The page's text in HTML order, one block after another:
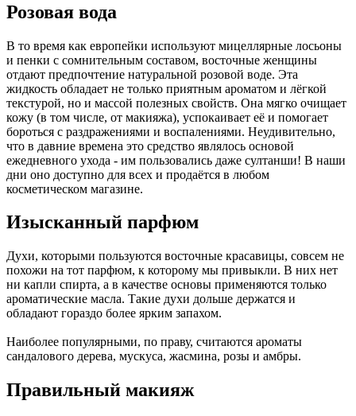
Розовая вода
В то время как европейки используют мицеллярные лосьоны
и пенки с сомнительным составом, восточные женщины
отдают предпочтение натуральной розовой воде. Эта
жидкость обладает не только приятным ароматом и лёгкой
текстурой, но и массой полезных свойств. Она мягко очищает
кожу (в том числе, от макияжа), успокаивает её и помогает
бороться с раздражениями и воспалениями. Неудивительно,
что в давние времена это средство являлось основой
ежедневного ухода - им пользовались даже султанши! В наши
дни оно доступно для всех и продаётся в любом
косметическом магазине.
Изысканный парфюм
Духи, которыми пользуются восточные красавицы, совсем не
похожи на тот парфюм, к которому мы привыкли. В них нет
ни капли спирта, а в качестве основы применяются только
ароматические масла. Такие духи дольше держатся и
обладают гораздо более ярким запахом.
Наиболее популярными, по праву, считаются ароматы
сандалового дерева, мускуса, жасмина, розы и амбры.
Правильный макияж